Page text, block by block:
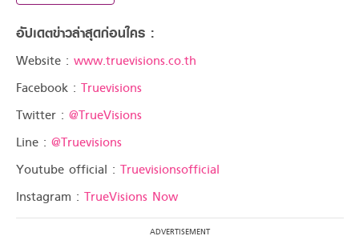
อัปเดตข่าวล่าสุดก่อนใคร :
Website : www.truevisions.co.th
Facebook : Truevisions
Twitter : @TrueVisions
Line : @Truevisions
Youtube official : Truevisionsofficial
Instagram : TrueVisions Now